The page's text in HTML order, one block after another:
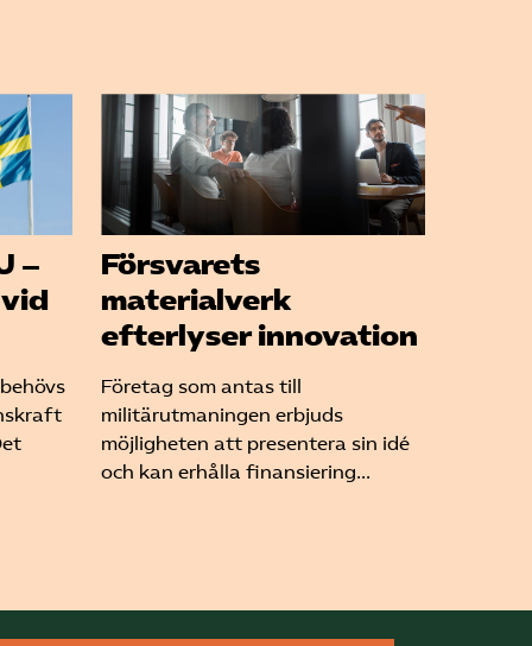
–
Försvarets
materialverk
efterlyser innovation
Företag som antas till
militärutmaningen erbjuds
möjligheten att presentera sin idé
och kan erhålla finansiering...